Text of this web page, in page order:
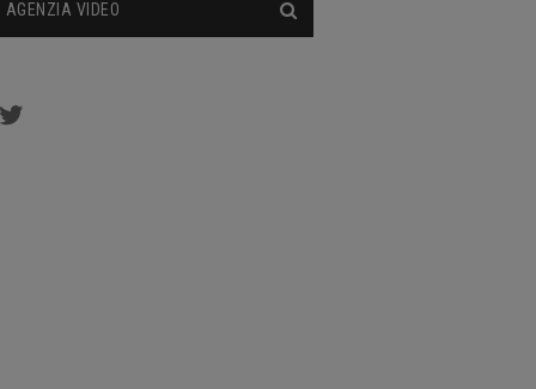
AGENZIA VIDEO